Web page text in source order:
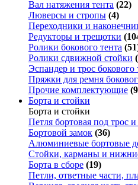
Вал натяжения тента (22)
Люверсы и стропы (4)
Переходники и
Редукторы и трещотки
Ролики бокового тента
Ролики сдвижной стойки
Эспандер и трос бокового
Пряжки для ремня
Прочие комплектующие
Борта и стойки
Борта и стойки
Петля бортовая под трос
Бортовой замок (36)
Алюминиевые бортовые
Стойки, карманы и
Борта в сборе (19)
Петли, ответные части,